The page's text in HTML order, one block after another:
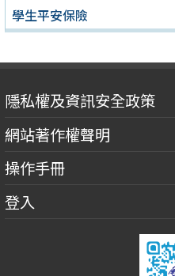
學生平安保險
隱私權及資訊安全政策
網站著作權聲明
操作手冊
登入